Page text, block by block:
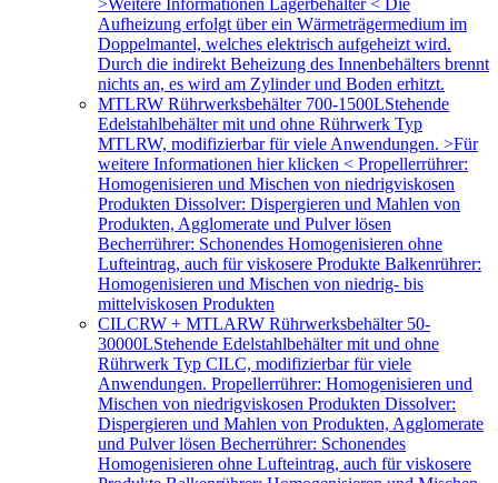
>Weitere Informationen Lagerbehälter < Die
Aufheizung erfolgt über ein Wärmeträgermedium im
Doppelmantel, welches elektrisch aufgeheizt wird.
Durch die indirekt Beheizung des Innenbehälters brennt
nichts an, es wird am Zylinder und Boden erhitzt.
MTLRW Rührwerksbehälter 700-1500LStehende
Edelstahlbehälter mit und ohne Rührwerk Typ
MTLRW, modifizierbar für viele Anwendungen. >Für
weitere Informationen hier klicken < Propellerrührer:
Homogenisieren und Mischen von niedrigviskosen
Produkten Dissolver: Dispergieren und Mahlen von
Produkten, Agglomerate und Pulver lösen
Becherrührer: Schonendes Homogenisieren ohne
Lufteintrag, auch für viskosere Produkte Balkenrührer:
Homogenisieren und Mischen von niedrig- bis
mittelviskosen Produkten
CILCRW + MTLARW Rührwerksbehälter 50-
30000LStehende Edelstahlbehälter mit und ohne
Rührwerk Typ CILC, modifizierbar für viele
Anwendungen. Propellerrührer: Homogenisieren und
Mischen von niedrigviskosen Produkten Dissolver:
Dispergieren und Mahlen von Produkten, Agglomerate
und Pulver lösen Becherrührer: Schonendes
Homogenisieren ohne Lufteintrag, auch für viskosere